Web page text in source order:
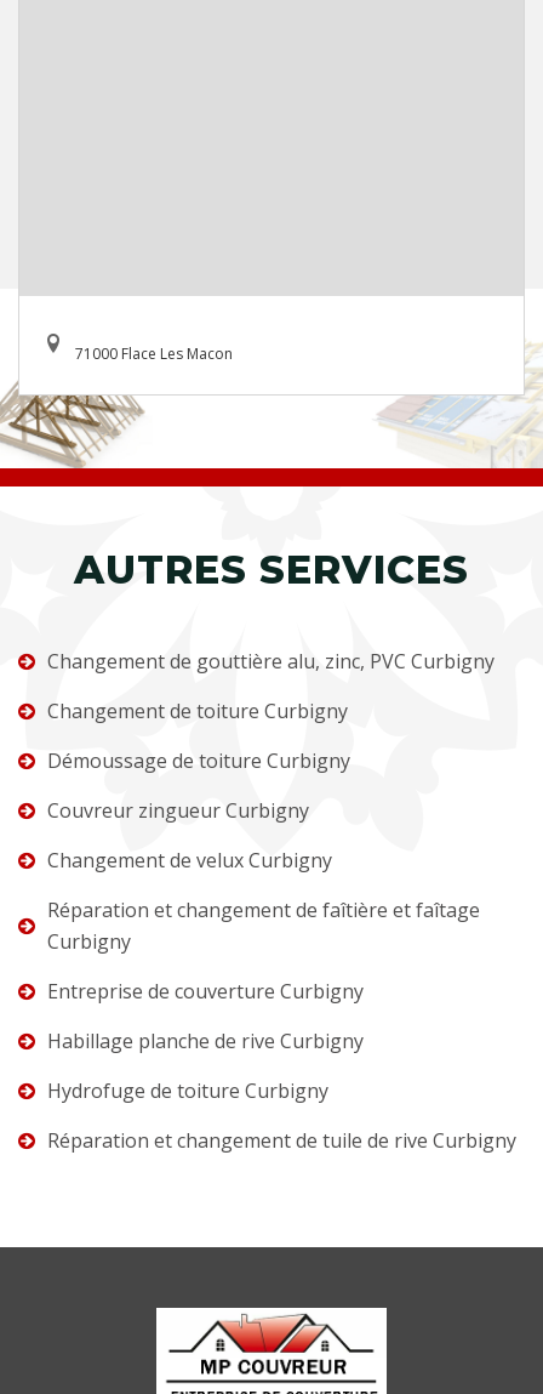
71000 Flace Les Macon
AUTRES SERVICES
Changement de gouttière alu, zinc, PVC Curbigny
Changement de toiture Curbigny
Démoussage de toiture Curbigny
Couvreur zingueur Curbigny
Changement de velux Curbigny
Réparation et changement de faîtière et faîtage
Curbigny
Entreprise de couverture Curbigny
Habillage planche de rive Curbigny
Hydrofuge de toiture Curbigny
Réparation et changement de tuile de rive Curbigny